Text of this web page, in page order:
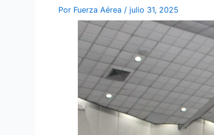
Por Fuerza Aérea / julio 31, 2025